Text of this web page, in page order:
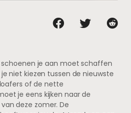
je aan moet schaffen
niet kiezen tussen de nieuwste
of de nette
je eens kijken naar de
deze zomer. De